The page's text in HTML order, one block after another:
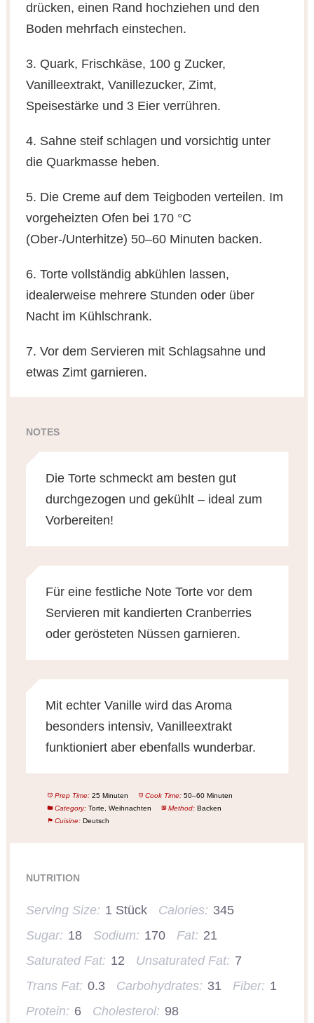
drücken, einen Rand hochziehen und den
Boden mehrfach einstechen.
3. Quark, Frischkäse, 100 g Zucker,
Vanilleextrakt, Vanillezucker, Zimt,
Speisestärke und 3 Eier verrühren.
4. Sahne steif schlagen und vorsichtig unter
die Quarkmasse heben.
5. Die Creme auf dem Teigboden verteilen. Im
vorgeheizten Ofen bei 170 °C
(Ober-/Unterhitze) 50–60 Minuten backen.
6. Torte vollständig abkühlen lassen,
idealerweise mehrere Stunden oder über
Nacht im Kühlschrank.
7. Vor dem Servieren mit Schlagsahne und
etwas Zimt garnieren.
NOTES
Die Torte schmeckt am besten gut
durchgezogen und gekühlt – ideal zum
Vorbereiten!
Für eine festliche Note Torte vor dem
Servieren mit kandierten Cranberries
oder gerösteten Nüssen garnieren.
Mit echter Vanille wird das Aroma
besonders intensiv, Vanilleextrakt
funktioniert aber ebenfalls wunderbar.
Prep Time: 25 Minuten Cook Time: 50–60 Minuten
Category: Torte, Weihnachten Method: Backen
Cuisine: Deutsch
NUTRITION
Serving Size: 1 Stück Calories: 345
Sugar: 18 Sodium: 170 Fat: 21
Saturated Fat: 12 Unsaturated Fat: 7
Trans Fat: 0.3 Carbohydrates: 31 Fiber: 1
Protein: 6 Cholesterol: 98